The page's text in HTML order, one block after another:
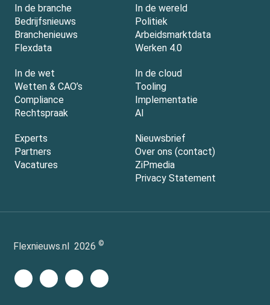
In de branche
Bedrijfsnieuws
Branchenieuws
Flexdata
In de wereld
Politiek
Arbeidsmarktdata
Werken 4.0
In de wet
Wetten & CAO’s
Compliance
Rechtspraak
In de cloud
Tooling
Implementatie
AI
Experts
Partners
Vacatures
Nieuwsbrief
Over ons (contact)
ZiPmedia
Privacy Statement
Flexnieuws.nl 2026 ©